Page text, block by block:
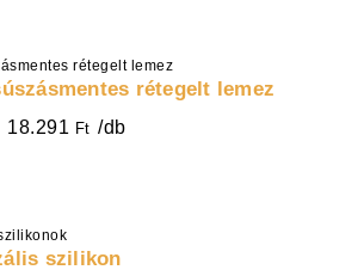
OPCIÓT
rétegelt lemez
rétegelt lemez
18.291 Ft /db
szilikon